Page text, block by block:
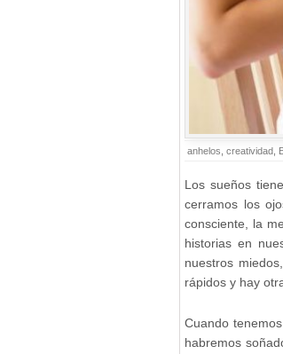
anhelos creatividad
Los sueños
cerramos los
consciente, la
historias en
nuestros
rápidos y hay
Cuando
habremos